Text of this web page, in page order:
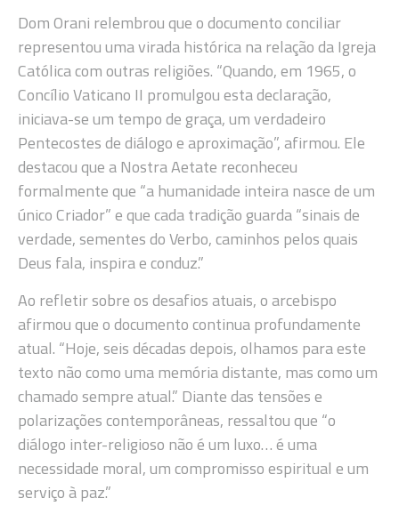
Dom Orani relembrou que o documento conciliar
representou uma virada histórica na relação da Igreja
Católica com outras religiões. “Quando, em 1965, o
Concílio Vaticano II promulgou esta declaração,
iniciava-se um tempo de graça, um verdadeiro
Pentecostes de diálogo e aproximação”, afirmou. Ele
destacou que a Nostra Aetate reconheceu
formalmente que “a humanidade inteira nasce de um
único Criador” e que cada tradição guarda “sinais de
verdade, sementes do Verbo, caminhos pelos quais
Deus fala, inspira e conduz.”
Ao refletir sobre os desafios atuais, o arcebispo
afirmou que o documento continua profundamente
atual. “Hoje, seis décadas depois, olhamos para este
texto não como uma memória distante, mas como um
chamado sempre atual.” Diante das tensões e
polarizações contemporâneas, ressaltou que “o
diálogo inter-religioso não é um luxo… é uma
necessidade moral, um compromisso espiritual e um
serviço à paz.”